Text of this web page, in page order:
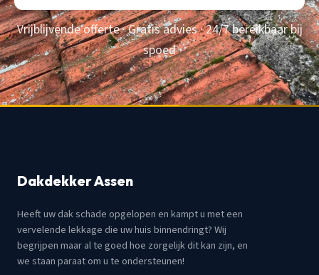
Vrijblijvende offerte · Gratis advies · 24/7 bereikbaar bij
spoed
Dakdekker Assen
Heeft uw dak schade opgelopen en kampt u met een
vervelende lekkage die uw huis binnendringt? Wij
begrijpen maar al te goed hoe zorgelijk dit kan zijn, en
we staan paraat om u te ondersteunen!